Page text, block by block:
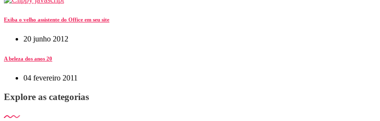
Exiba o velho assistente do Office em seu site
20 junho 2012
A beleza dos anos 20
04 fevereiro 2011
Explore as categorias